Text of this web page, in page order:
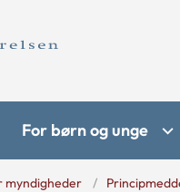
For børn og unge
myndigheder